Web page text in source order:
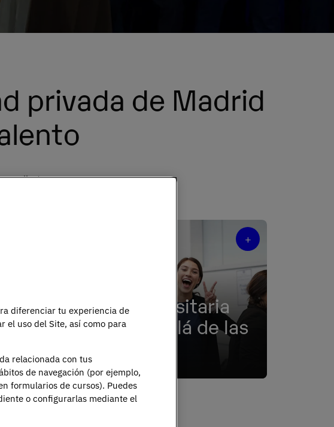
privada de Madrid
y crecer.
de
en
a docentes y
que te acercan a
+
universitaria
más allá de las
Únete a una comunidad
vibrante que transforma tu
desarrollo profesional y
diferenciar tu experiencia de
el uso del Site, así como para
relacionada con tus
de navegación (por ejemplo,
formularios de cursos). Puedes
o configurarlas mediante el